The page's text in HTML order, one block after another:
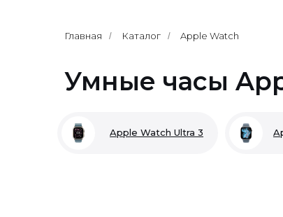
Главная / Каталог / Apple Watch
Умные часы
Apple Watch Ultra 3